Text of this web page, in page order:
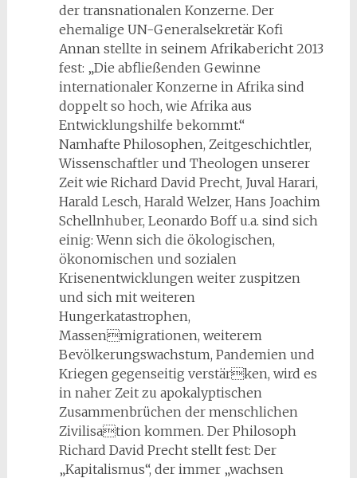
der transnationalen Konzerne. Der
ehemalige UN-Generalsekretär Kofi
Annan stellte in seinem Afrikabericht 2013
fest: „Die abfließenden Gewinne
internationaler Konzerne in Afrika sind
doppelt so hoch, wie Afrika aus
Entwicklungshilfe bekommt.“
Namhafte Philosophen, Zeitgeschichtler,
Wissenschaftler und Theologen unserer
Zeit wie Richard David Precht, Juval Harari,
Harald Lesch, Harald Welzer, Hans Joachim
Schellnhuber, Leonardo Boff u.a. sind sich
einig: Wenn sich die ökologischen,
ökonomischen und sozialen
Krisenentwicklungen weiter zuspitzen
und sich mit weiteren
Hungerkatastrophen,
Massenmigrationen, weiterem
Bevölkerungswachstum, Pandemien und
Kriegen gegenseitig verstärken, wird es
in naher Zeit zu apokalyptischen
Zusammenbrüchen der menschlichen
Zivilisation kommen. Der Philosoph
Richard David Precht stellt fest: Der
„Kapitalismus“, der immer „wachsen